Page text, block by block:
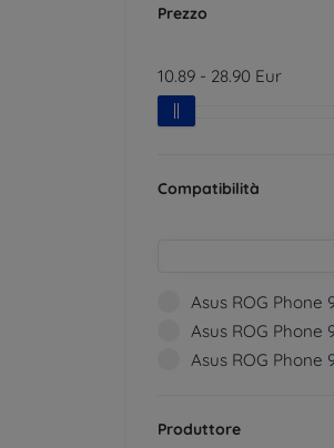
Prezzo
10.89 - 28.90 Eur
Compatibilità
Asus ROG Phone
Asus ROG Phone
Asus ROG Phone
Produttore